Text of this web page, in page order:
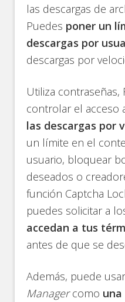
las descargas de
Puedes poner un
descargas por
descargas por
Utiliza contraseñas,
controlar el acceso
las descargas por
un límite en el
usuario, bloquear
deseados o
función Captcha
puedes solicitar a
accedan a tus
antes de que se
Además, puede
Managercomo